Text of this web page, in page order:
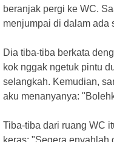
beranjak pergi ke WC.
menjumpai di dalam ada
Dia tiba-tiba berkata
kok nggak ngetuk pintu
selangkah. Kemudian,
aku menanyanya:
Tiba-tiba dari ruang WC
keras: "Segera enyahlah